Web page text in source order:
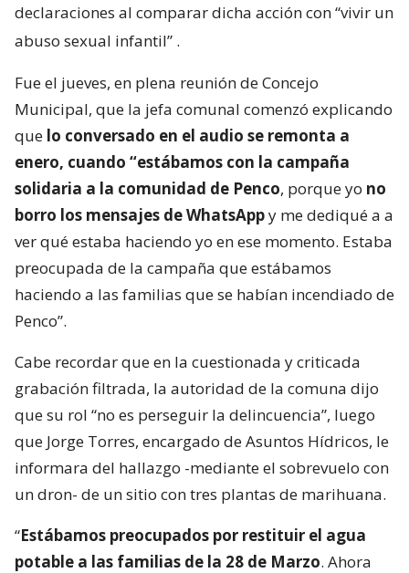
declaraciones al comparar dicha acción con “vivir un
abuso sexual infantil” .
Fue el jueves, en plena reunión de Concejo
Municipal, que la jefa comunal comenzó explicando
que lo conversado en el audio se remonta a
enero, cuando “estábamos con la campaña
solidaria a la comunidad de Penco, porque yo no
borro los mensajes de WhatsAppy me dediqué a a
ver qué estaba haciendo yo en ese momento. Estaba
preocupada de la campaña que estábamos
haciendo a las familias que se habían incendiado de
Penco”.
Cabe recordar que en la cuestionada y criticada
grabación filtrada, la autoridad de la comuna dijo
que su rol “no es perseguir la delincuencia”, luego
que Jorge Torres, encargado de Asuntos Hídricos, le
informara del hallazgo -mediante el sobrevuelo con
un dron- de un sitio con tres plantas de marihuana.
“Estábamos preocupados por restituir el agua
potable a las familias de la 28 de Marzo. Ahora